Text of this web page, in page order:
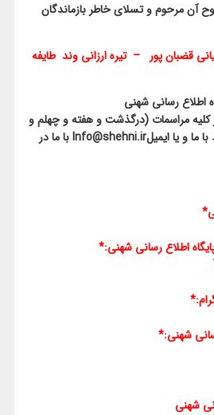
مرحوم و تسلای خاطر بازماندگان
قضبان پور – تیره ارزانی وند طایفه
رسانی شهنی
کلیه مراسمات (درگذشت و هفته و چهلم و
سالگرد) از طریق فرم ارتباط با ما و یا ایمیلInfo@shehni.ir با ما در
اطلاع رسانی شهنی:*
شهنی:*
شهنی